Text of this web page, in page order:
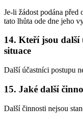
Je-li žádost podána
tato lhůta ode dne jeho
14. Kteří jsou další
situace
Další účastníci postupu
15. Jaké další
Další činnosti nejsou